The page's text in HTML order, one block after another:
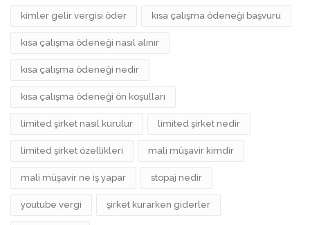
kimler gelir vergisi öder kısa çalışma ödeneği başvuru
kısa çalışma ödeneği nasıl alınır
kısa çalışma ödeneği nedir
kısa çalışma ödeneği ön koşulları
limited şirket nasıl kurulur limited şirket nedir
limited şirket özellikleri mali müşavir kimdir
mali müşavir ne iş yapar stopaj nedir
youtube vergi şirket kurarken giderler